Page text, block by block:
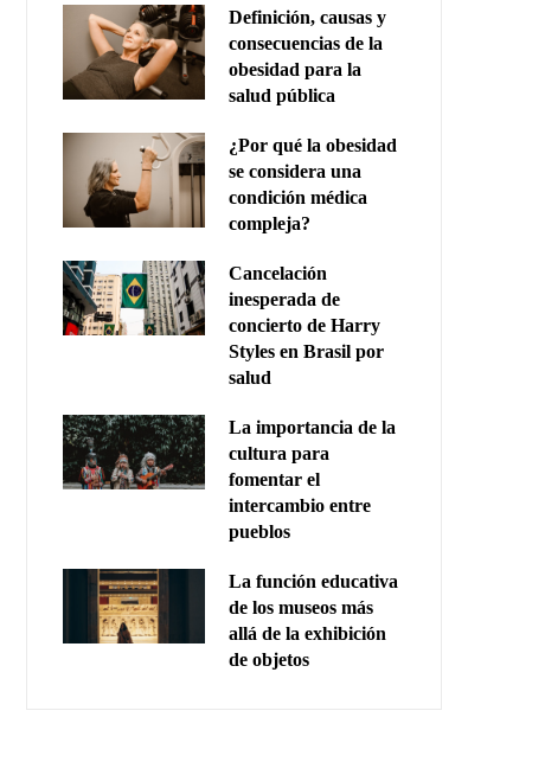
Definición, causas y
consecuencias de la
obesidad para la
salud pública
¿Por qué la obesidad
se considera una
condición médica
compleja?
Cancelación
inesperada de
concierto de Harry
Styles en Brasil por
salud
La importancia de la
cultura para
fomentar el
intercambio entre
pueblos
La función educativa
de los museos más
allá de la exhibición
de objetos